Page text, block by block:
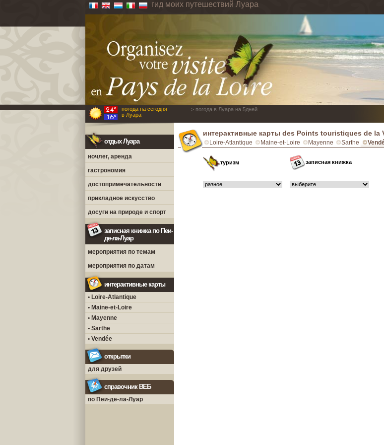
гид моих путешествий Луара
погода на сегодня
в Луара
> погода в Луара на 5дней
отдых Луара
ночлег, аренда
гастрономия
достопримечательности
прикладное искусство
досуги на природе и спорт
записная книжка по Пеи-
де-ла-Луар
мероприятия по темам
мероприятия по датам
интерактивные карты
• Loire-Atlantique
• Maine-et-Loire
• Mayenne
• Sarthe
• Vendée
открытки
для друзей
справочник ВЕБ
по Пеи-де-ла-Луар
интерактивные карты des Points touristiques de la
Loire-Atlantique Maine-et-Loire Mayenne Sarthe
туризм записная книжка